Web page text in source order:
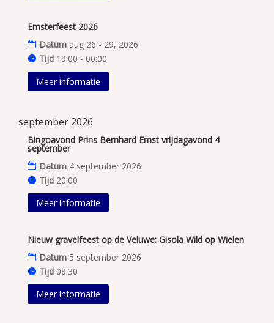
Emsterfeest 2026
Datum aug 26 - 29, 2026
Tijd 19:00 - 00:00
Meer informatie
september 2026
Bingoavond Prins Bernhard Emst vrijdagavond 4
september
Datum 4 september 2026
Tijd 20:00
Meer informatie
Nieuw gravelfeest op de Veluwe: Gisola Wild op Wielen
Datum 5 september 2026
Tijd 08:30
Meer informatie